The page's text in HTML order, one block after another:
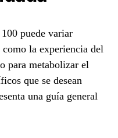
puede variar
la experiencia del
para metabolizar el
que se desean
una guía general